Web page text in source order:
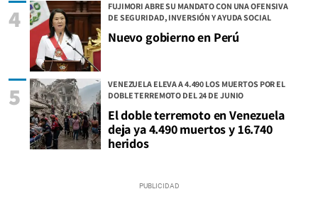
FUJIMORI ABRE SU MANDATO CON UNA OFENSIVA
DE SEGURIDAD, INVERSIÓN Y AYUDA SOCIAL
Nuevo gobierno en Perú
4
VENEZUELA ELEVA A 4.490 LOS MUERTOS POR EL
DOBLE TERREMOTO DEL 24 DE JUNIO
El doble terremoto en Venezuela
deja ya 4.490 muertos y 16.740
heridos
5